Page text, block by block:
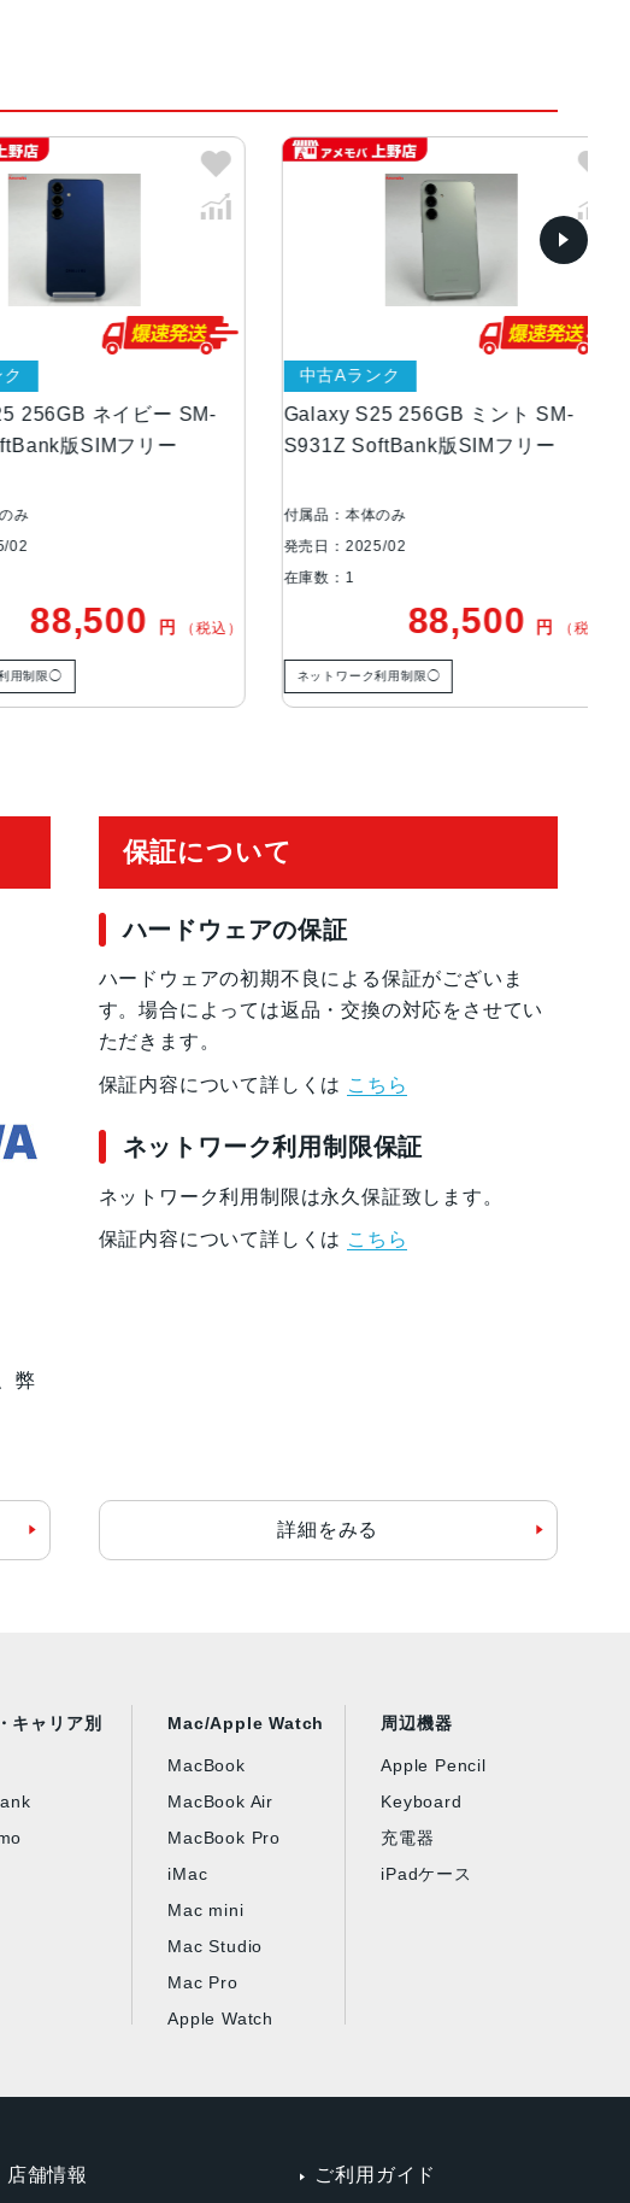
ネイビー SM-
SIMフリー
円 （税込）
Galaxy S25 256GB ミント SM-
S931Z SoftBank版SIMフリー
中古Aランク
付属品：本体のみ
発売日：2025/02
在庫数：1
88,500円 （税込）
ネットワーク利用制限◯
弊
保証について
ハードウェアの保証
ハードウェアの初期不良による保証がございま
す。場合によっては返品・交換の対応をさせてい
ただきます。
保証内容について詳しくは こちら
ネットワーク利用制限保証
ネットワーク利用制限は永久保証致します。
保証内容について詳しくは こちら
詳細をみる
キャリア別 Mac/Apple Watch
MacBook
MacBook Air
MacBook Pro
iMac
Mac mini
Mac Studio
Mac Pro
Apple Watch
周辺機器
Apple Pencil
Keyboard
充電器
iPadケース
店舗情報 ご利用ガイド